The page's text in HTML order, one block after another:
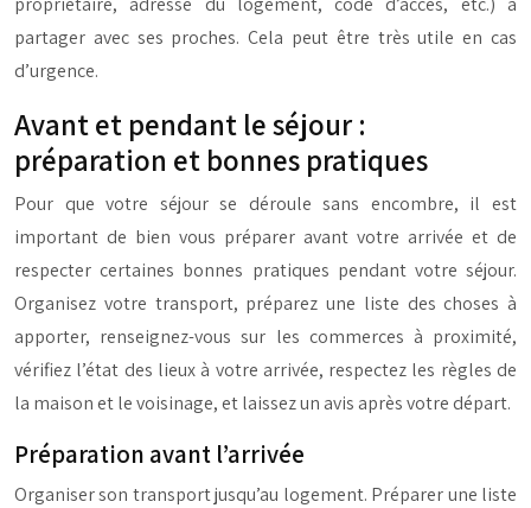
partager avec ses proches. Cela peut être très utile en cas
d’urgence.
Avant et pendant le séjour :
préparation et bonnes pratiques
Pour que votre séjour se déroule sans encombre, il est
important de bien vous préparer avant votre arrivée et de
respecter certaines bonnes pratiques pendant votre séjour.
Organisez votre transport, préparez une liste des choses à
apporter, renseignez-vous sur les commerces à proximité,
vérifiez l’état des lieux à votre arrivée, respectez les règles de
la maison et le voisinage, et laissez un avis après votre départ.
Préparation avant l’arrivée
Organiser son transport jusqu’au logement. Préparer une liste